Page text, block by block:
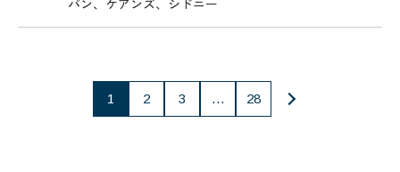
パン、ケアンズ、シドニー
1 2 3 … 28